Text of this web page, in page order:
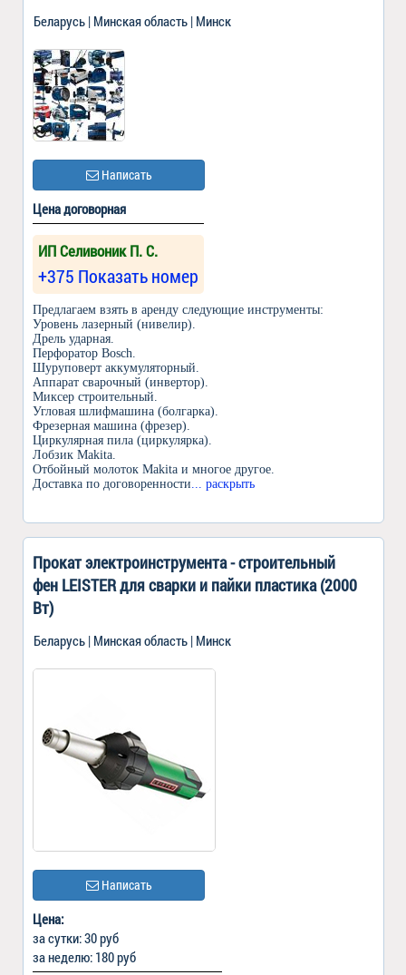
Беларусь | Минская область | Минск
Написать
Цена договорная
ИП Селивоник П. С.
+375 Показать номер
Предлагаем взять в аренду следующие инструменты:
Уровень лазерный (нивелир).
Дрель ударная.
Перфоратор Bosch.
Шуруповерт аккумуляторный.
Аппарат сварочный (инвертор).
Миксер строительный.
Угловая шлифмашина (болгарка).
Фрезерная машина (фрезер).
Циркулярная пила (циркулярка).
Лобзик Makita.
Отбойный молоток Makita и многое другое.
Доставка по договоренности ... раскрыть
Прокат электроинструмента - строительный
фен LEISTER для сварки и пайки пластика (2000
Вт)
Беларусь | Минская область | Минск
Написать
Цена:
за сутки: 30 руб
за неделю: 180 руб